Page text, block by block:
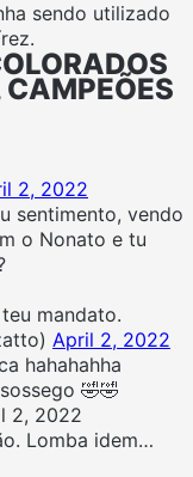
sendo utilizado
CAMPEÕES
2, 2022
sentimento, vendo
o Nonato e tu
mandato.
April 2, 2022
hahahahha
🤣🤣
2, 2022
Lomba idem…